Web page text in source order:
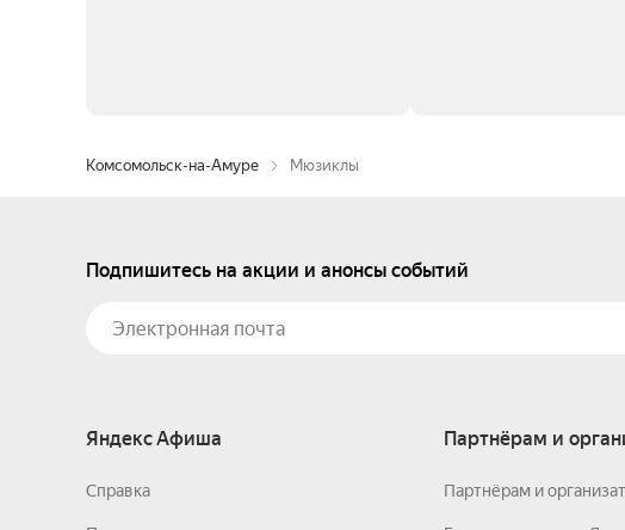
Комсомольск-на-Амуре Мюзиклы
Подпишитесь на акции и анонсы событий
Яндекс Афиша
Справка
Партнёрам и
Партнёрам и